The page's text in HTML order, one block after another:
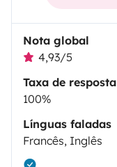
Nota global
4,93/5
Taxa de resposta
100%
Línguas faladas
Francês, Inglês